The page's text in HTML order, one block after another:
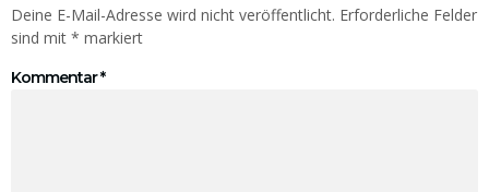
Deine E-Mail-Adresse wird nicht veröffentlicht. Erforderliche Felder
sind mit * markiert
Kommentar*